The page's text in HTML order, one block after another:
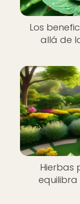
Los
allá de
Hierbas